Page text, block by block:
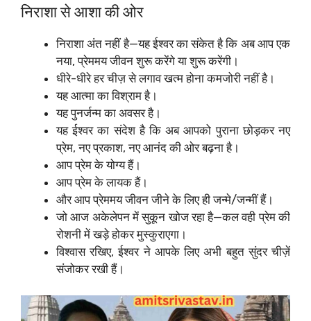
निराशा से आशा की ओर
निराशा अंत नहीं है—यह ईश्वर का संकेत है कि अब आप एक
नया, प्रेममय जीवन शुरू करेंगे या शुरू करेंगी।
धीरे-धीरे हर चीज़ से लगाव खत्म होना कमजोरी नहीं है।
यह आत्मा का विश्राम है।
यह पुनर्जन्म का अवसर है।
यह ईश्वर का संदेश है कि अब आपको पुराना छोड़कर नए
प्रेम, नए प्रकाश, नए आनंद की ओर बढ़ना है।
आप प्रेम के योग्य हैं।
आप प्रेम के लायक हैं।
और आप प्रेममय जीवन जीने के लिए ही जन्मे/जन्मीं हैं।
जो आज अकेलेपन में सुकून खोज रहा है—कल वही प्रेम की
रोशनी में खड़े होकर मुस्कुराएगा।
विश्वास रखिए, ईश्वर ने आपके लिए अभी बहुत सुंदर चीज़ें
संजोकर रखी हैं।